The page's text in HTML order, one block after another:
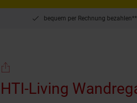
bequem per Rechnung
HTI-Living